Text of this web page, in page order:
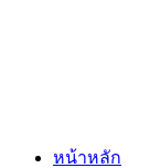
หน้าหลัก